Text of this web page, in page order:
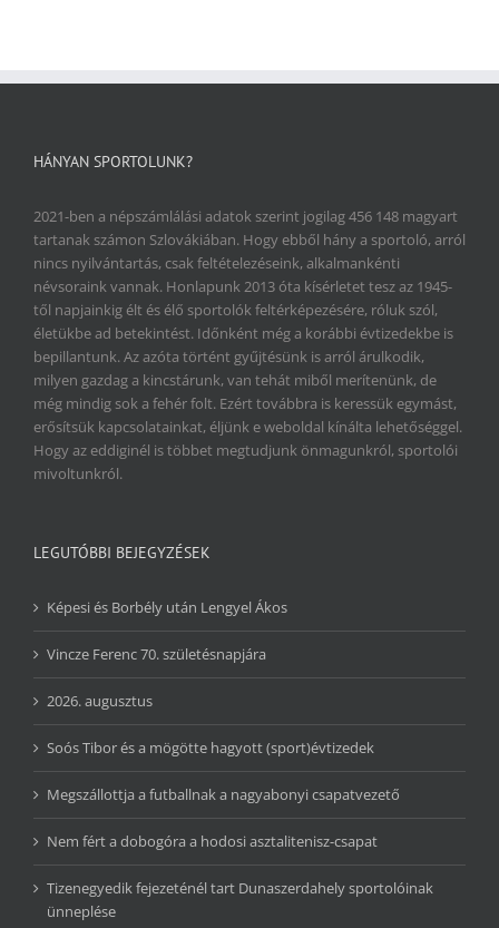
HÁNYAN SPORTOLUNK?
2021-ben a népszámlálási adatok szerint jogilag 456 148 magyart
tartanak számon Szlovákiában. Hogy ebből hány a sportoló, arról
nincs nyilvántartás, csak feltételezéseink, alkalmankénti
névsoraink vannak. Honlapunk 2013 óta kísérletet tesz az 1945-
től napjainkig élt és élő sportolók feltérképezésére, róluk szól,
életükbe ad betekintést. Időnként még a korábbi évtizedekbe is
bepillantunk. Az azóta történt gyűjtésünk is arról árulkodik,
milyen gazdag a kincstárunk, van tehát miből merítenünk, de
még mindig sok a fehér folt. Ezért továbbra is keressük egymást,
erősítsük kapcsolatainkat, éljünk e weboldal kínálta lehetőséggel.
Hogy az eddiginél is többet megtudjunk önmagunkról, sportolói
mivoltunkról.
LEGUTÓBBI BEJEGYZÉSEK
Képesi és Borbély után Lengyel Ákos
Vincze Ferenc 70. születésnapjára
2026. augusztus
Soós Tibor és a mögötte hagyott (sport)évtizedek
Megszállottja a futballnak a nagyabonyi csapatvezető
Nem fért a dobogóra a hodosi asztalitenisz-csapat
Tizenegyedik fejezeténél tart Dunaszerdahely sportolóinak
ünneplése